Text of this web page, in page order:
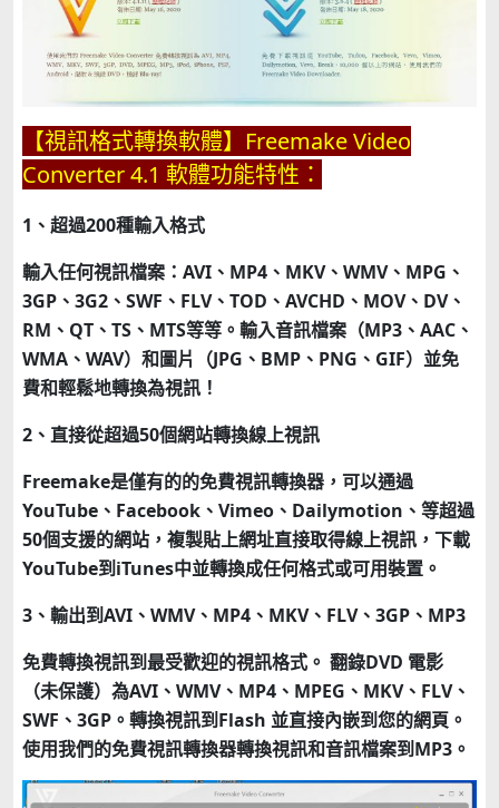
【視訊格式轉換軟體】Freemake Video
Converter 4.1 軟體功能特性：
1、超過200種輸入格式
輸入任何視訊檔案：AVI、MP4、MKV、WMV、MPG、
3GP、3G2、SWF、FLV、TOD、AVCHD、MOV、DV、
RM、QT、TS、MTS等等。輸入音訊檔案（MP3、AAC、
WMA、WAV）和圖片（JPG、BMP、PNG、GIF）並免
費和輕鬆地轉換為視訊！
2、直接從超過50個網站轉換線上視訊
Freemake是僅有的的免費視訊轉換器，可以通過
YouTube、Facebook、Vimeo、Dailymotion、等超過
50個支援的網站，複製貼上網址直接取得線上視訊，下載
YouTube到iTunes中並轉換成任何格式或可用裝置。
3、輸出到AVI、WMV、MP4、MKV、FLV、3GP、MP3
免費轉換視訊到最受歡迎的視訊格式。 翻錄DVD 電影
（未保護）為AVI、WMV、MP4、MPEG、MKV、FLV、
SWF、3GP。轉換視訊到Flash 並直接內嵌到您的網頁。
使用我們的免費視訊轉換器轉換視訊和音訊檔案到MP3。